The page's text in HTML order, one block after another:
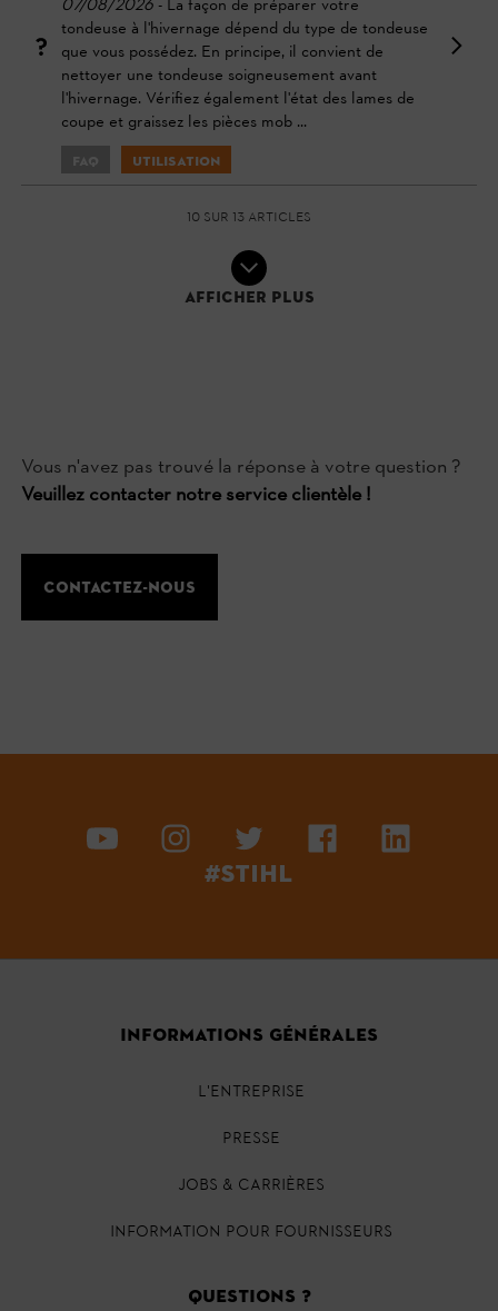
07/08/2026 - La façon de préparer votre
tondeuse à l'hivernage dépend du type de tondeuse
que vous possédez. En principe, il convient de
nettoyer une tondeuse soigneusement avant
l'hivernage. Vérifiez également l'état des lames de
coupe et graissez les pièces mob ...
FAQ Utilisation
10 sur 13 articles
Afficher plus
Vous n'avez pas trouvé la réponse à votre question ?
Veuillez contacter notre service clientèle !
Contactez-nous
#STIHL
INFORMATIONS GÉNÉRALES
L'ENTREPRISE
PRESSE
JOBS & CARRIÈRES
INFORMATION POUR FOURNISSEURS
QUESTIONS ?